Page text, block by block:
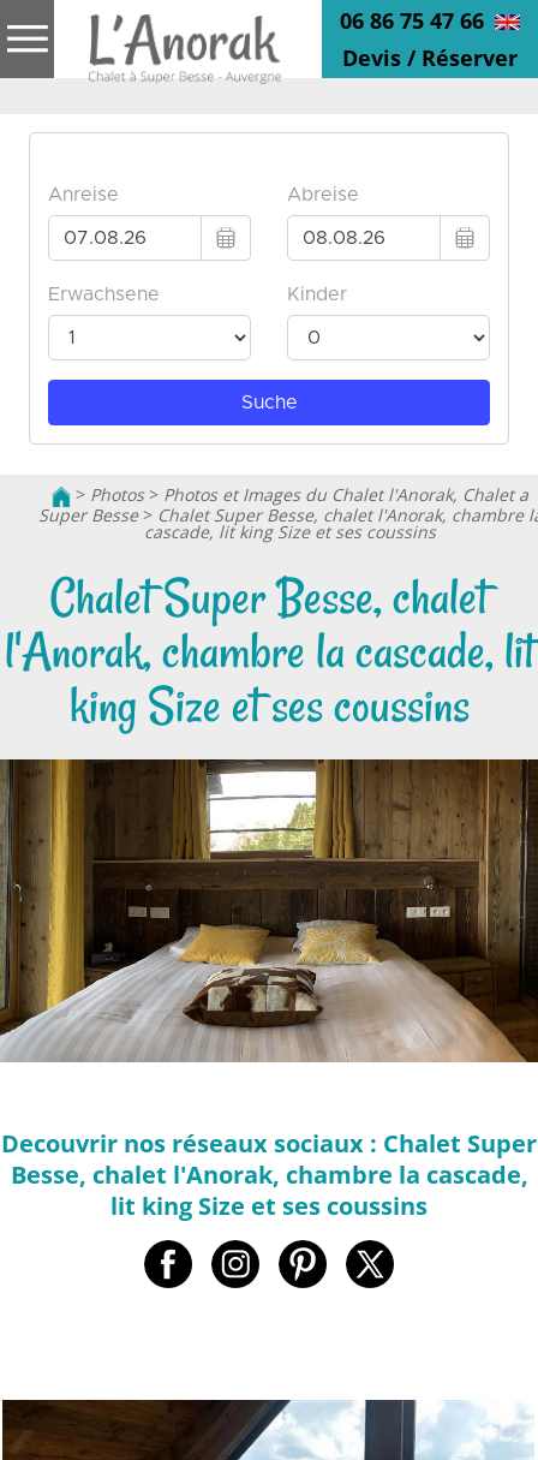
06 86 75 47 66
Devis / Réserver
> Photos> Photos et Images du Chalet l'Anorak, Chalet a
Super Besse> Chalet Super Besse, chalet l'Anorak, chambre
cascade, lit king Size et ses coussins
Chalet Super Besse, chalet
l'Anorak, chambre la cascade, lit
king Size et ses coussins
Decouvrir nos réseaux sociaux : Chalet Super
Besse, chalet l'Anorak, chambre la cascade,
lit king Size et ses coussins